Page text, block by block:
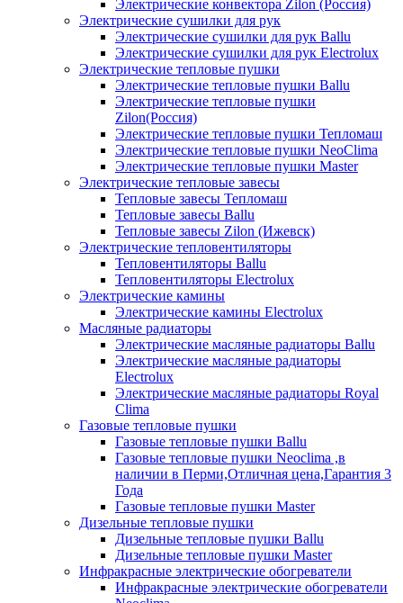
Электрические конвектора Zilon (Россия)
Электрические сушилки для рук
Электрические сушилки для рук Ballu
Электрические сушилки для рук Electrolux
Электрические тепловые пушки
Электрические тепловые пушки Ballu
Электрические тепловые пушки
Zilon(Россия)
Электрические тепловые пушки Тепломаш
Электрические тепловые пушки NeoClima
Электрические тепловые пушки Master
Электрические тепловые завесы
Тепловые завесы Тепломаш
Тепловые завесы Ballu
Тепловые завесы Zilon (Ижевск)
Электрические тепловентиляторы
Тепловентиляторы Ballu
Тепловентиляторы Electrolux
Электрические камины
Электрические камины Electrolux
Масляные радиаторы
Электрические масляные радиаторы Ballu
Электрические масляные радиаторы
Electrolux
Электрические масляные радиаторы Royal
Clima
Газовые тепловые пушки
Газовые тепловые пушки Ballu
Газовые тепловые пушки Neoclima ,в
наличии в Перми,Отличная цена,Гарантия 3
Года
Газовые тепловые пушки Master
Дизельные тепловые пушки
Дизельные тепловые пушки Ballu
Дизельные тепловые пушки Master
Инфракрасные электрические обогреватели
Инфракрасные электрические обогреватели